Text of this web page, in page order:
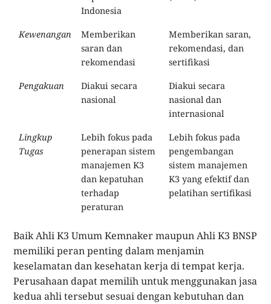
Indonesia
Kewenangan
Memberikan
saran dan
rekomendasi
Memberikan saran,
rekomendasi, dan
sertifikasi
Pengakuan
Diakui secara
nasional
Diakui secara
nasional dan
internasional
Lingkup
Tugas
Lebih fokus pada
penerapan sistem
manajemen K3
dan kepatuhan
terhadap
peraturan
Lebih fokus pada
pengembangan
sistem manajemen
K3 yang efektif dan
pelatihan sertifikasi
Baik Ahli K3 Umum Kemnaker maupun Ahli K3 BNSP
memiliki peran penting dalam menjamin
keselamatan dan kesehatan kerja di tempat kerja.
Perusahaan dapat memilih untuk menggunakan jasa
kedua ahli tersebut sesuai dengan kebutuhan dan